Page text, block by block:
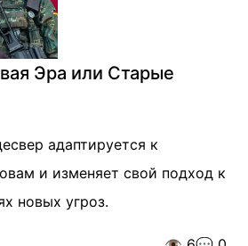
Эра или Старые
адаптируется к
и изменяет свой подход к
новых угроз.